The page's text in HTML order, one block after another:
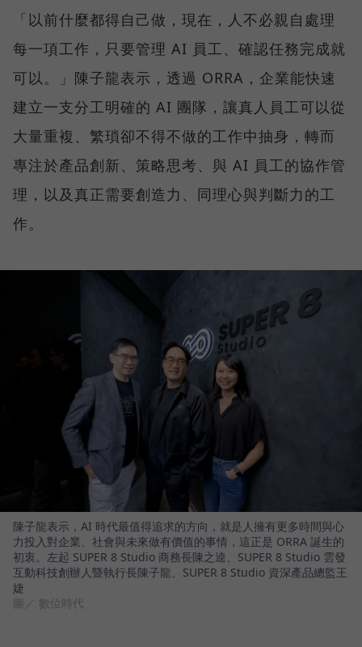
「以前什麼都得自己做，現在，人不必親自處理
每一項工作，只要管理 AI 員工、確認任務完成就
可以。」陳子龍表示，透過 ORRA，企業能快速
建立一支分工明確的 AI 團隊，讓真人員工可以從
大量重複、繁瑣卻不得不做的工作中抽身，轉而
專注於產品創新、策略思考、與 AI 員工的協作管
理，以及真正需要創造力、同理心與判斷力的工
作。
陳子龍表示，AI 時代最值得追求的方向，就是人擁有更多時間與心
力投入對企業、社會與未來做有價值的事情，這正是 ORRA 誕生的
初衷。左起 SUPER 8 Studio 商務長陳之逵、SUPER 8 Studio 雲發
互動科技創辦人暨執行長陳子龍、SUPER 8 Studio 資深產品總監王
婕
圖／ 數位時代